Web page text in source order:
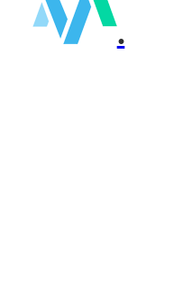
.